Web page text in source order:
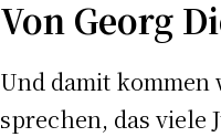
Von Georg
Und damit
sprechen, das